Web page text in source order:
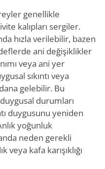
genellikle
kalıpları sergiler.
hızla verilebilir, bazen
ani değişiklikler
veya ani yer
sıkıntı veya
gelebilir. Bu
durumları
duygusunu yeniden
yoğunluk
neden gerekli
kafa karışıklığı